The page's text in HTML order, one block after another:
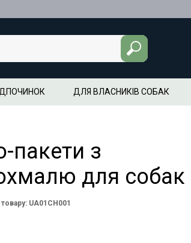
ДЛЯ ВЛАСНИКІВ СОБАК
пакети з
для собак
UA01CH001